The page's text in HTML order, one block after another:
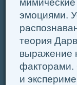
эмоциями.
теория
выражение
факторами.
и